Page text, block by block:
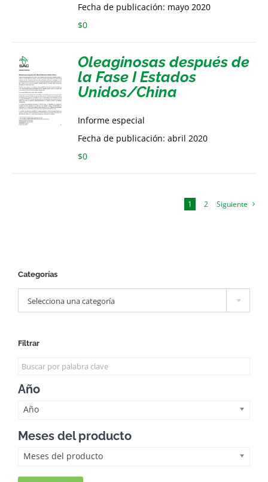
Fecha de publicación: mayo 2020
$0
Oleaginosas después de
la Fase I Estados
Unidos/China
Informe especial
Fecha de publicación: abril 2020
$0
1 2 Siguiente
Categorías
Selecciona una categoría
Filtrar
Año
Año
Meses del producto
Meses del producto